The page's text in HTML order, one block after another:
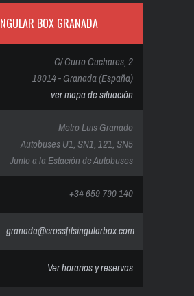
BOX GRANADA
C/ Curro Cuchares, 2
18014 - Granada (España)
ver mapa de situación
Metro Luis Granado
Autobuses U1, SN1, 121, SN5
Junto a la Estación de Autobuses
+34 659 790 140
granada@crossfitsingularbox.com
Ver horarios y reservas